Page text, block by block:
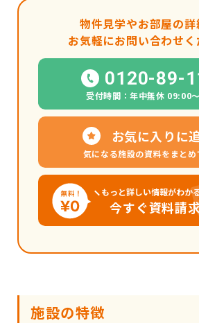
物件見学やお部屋の詳
お気軽にお問い合わせく
0120-89-
受付時間：年中無休 09:00
お気に入りに
気になる施設の資料をまとめ
もっと詳しい情報がわか
今すぐ資料請
施設の特徴